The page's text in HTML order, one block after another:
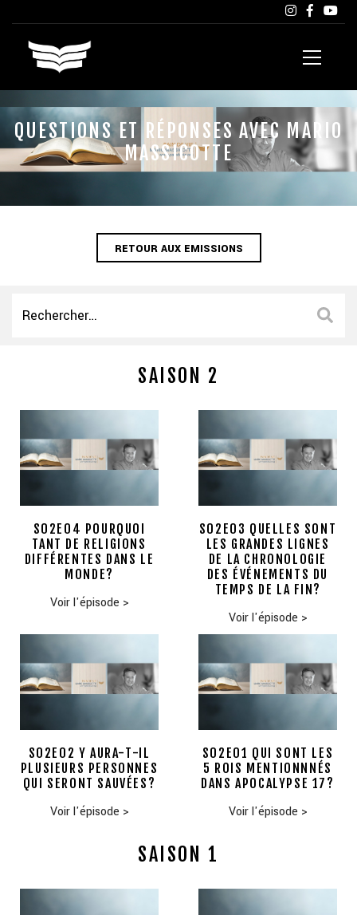
QUESTIONS ET RÉPONSES AVEC MARIO
MASSICOTTE
RETOUR AUX EMISSIONS
SAISON 2
S02E04 POURQUOI
TANT DE RELIGIONS
DIFFÉRENTES DANS LE
MONDE?
Voir l'épisode >
S02E03 QUELLES SONT
LES GRANDES LIGNES
DE LA CHRONOLOGIE
DES ÉVÉNEMENTS DU
TEMPS DE LA FIN?
Voir l'épisode >
S02E02 Y AURA-T-IL
PLUSIEURS PERSONNES
QUI SERONT SAUVÉES?
Voir l'épisode >
S02E01 QUI SONT LES
5 ROIS MENTIONNNÉS
DANS APOCALYPSE 17?
Voir l'épisode >
SAISON 1